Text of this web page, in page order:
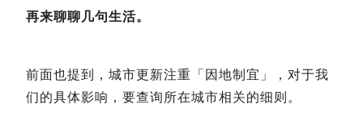
再来聊聊几句生活。
前面也提到，城市更新注重「因地制宜」，对于我
们的具体影响，要查询所在城市相关的细则。